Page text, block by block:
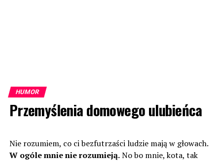
HUMOR
Przemyślenia domowego ulubieńca
Nie rozumiem, co ci bezfutrzaści ludzie mają w głowach.
W ogóle mnie nie rozumieją.No bo mnie, kota, tak